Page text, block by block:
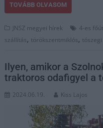
TOVÁBB OLVASOM
JNSZ megyei hírek 4-es főút
szállítás, törökszentmiklós,
Ilyen, amikor a
traktoros odafigyel a
2024.06.19. Kiss Lajos